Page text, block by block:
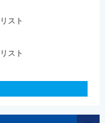
スト
スト